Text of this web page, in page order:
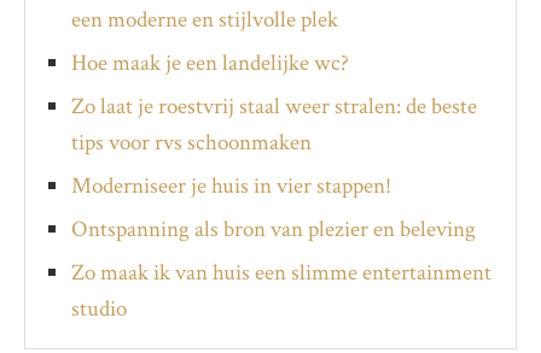
een moderne en stijlvolle plek
Hoe maak je een landelijke wc?
Zo laat je roestvrij staal weer stralen: de beste
tips voor rvs schoonmaken
Moderniseer je huis in vier stappen!
Ontspanning als bron van plezier en beleving
Zo maak ik van huis een slimme entertainment
studio